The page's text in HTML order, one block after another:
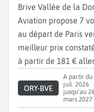
Brive Vallée de la
Aviation propose 7
au départ de Paris
meilleur prix
à partir de 181 €
ORY-BVE
A partir du
juil. 2026
jusqu'au
mars 2027